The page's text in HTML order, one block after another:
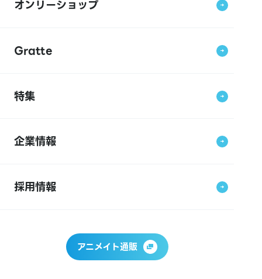
オンリーショップ
Gratte
特集
企業情報
採用情報
アニメイト通販